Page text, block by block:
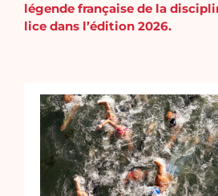
légende française de la
lice dans l’édition 2026.